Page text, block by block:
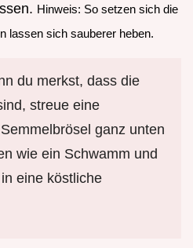
Hinweis: So setzen sich die
lassen sich sauberer heben.
du merkst, dass die
streue eine
ganz unten
wie ein Schwamm und
eine köstliche